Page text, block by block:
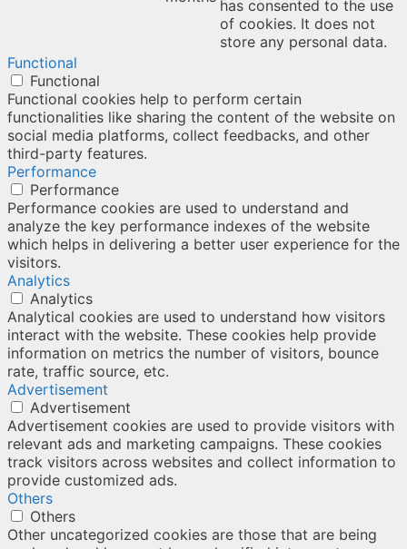
has consented to the use
of cookies. It does not
store any personal data.
Functional
Functional
Functional cookies help to perform certain
functionalities like sharing the content of the website on
social media platforms, collect feedbacks, and other
third-party features.
Performance
Performance
Performance cookies are used to understand and
analyze the key performance indexes of the website
which helps in delivering a better user experience for the
visitors.
Analytics
Analytics
Analytical cookies are used to understand how visitors
interact with the website. These cookies help provide
information on metrics the number of visitors, bounce
rate, traffic source, etc.
Advertisement
Advertisement
Advertisement cookies are used to provide visitors with
relevant ads and marketing campaigns. These cookies
track visitors across websites and collect information to
provide customized ads.
Others
Others
Other uncategorized cookies are those that are being